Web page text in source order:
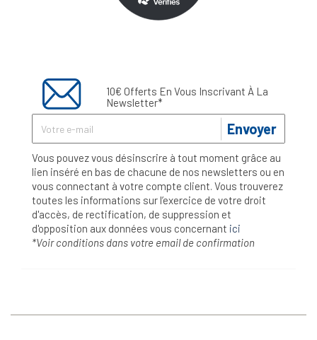
10€ Offerts En Vous Inscrivant À La
Newsletter*
Envoyer
Vous pouvez vous désinscrire à tout moment grâce au
lien inséré en bas de chacune de nos newsletters ou en
vous connectant à votre compte client. Vous trouverez
toutes les informations sur l’exercice de votre droit
d'accès, de rectification, de suppression et
d'opposition aux données vous concernant ici
*Voir conditions dans votre email de confirmation